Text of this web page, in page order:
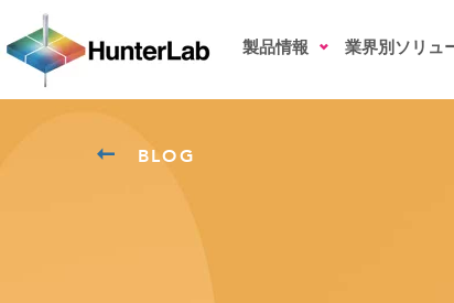
製品情報 業界別ソリュ
BLOG